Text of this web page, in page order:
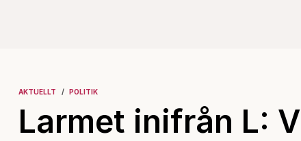
AKTUELLT POLITIK
Larmet inifrån L: